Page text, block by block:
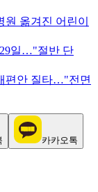
옮겨진 어린이
일…"절반 단
편안 질타…"전면
카카오톡